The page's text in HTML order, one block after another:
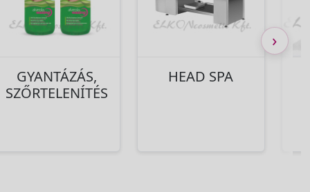
GYANTÁZÁS,
SZŐRTELENÍTÉS
HEAD SPA
›